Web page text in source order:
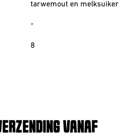
tarwemout en melksuiker
-
8
VANAF